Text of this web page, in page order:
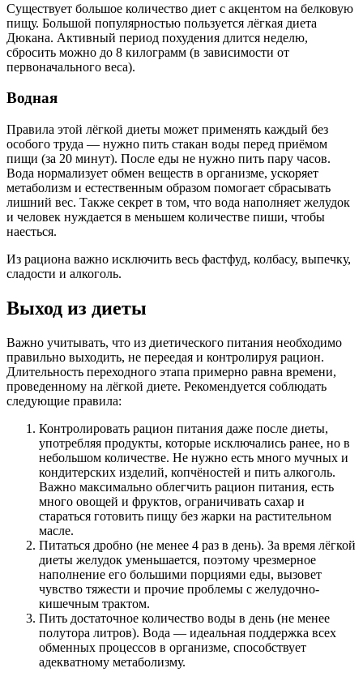
Существует большое количество диет с акцентом на белковую
пищу. Большой популярностью пользуется лёгкая диета
Дюкана. Активный период похудения длится неделю,
сбросить можно до 8 килограмм (в зависимости от
первоначального веса).
Водная
Правила этой лёгкой диеты может применять каждый без
особого труда — нужно пить стакан воды перед приёмом
пищи (за 20 минут). После еды не нужно пить пару часов.
Вода нормализует обмен веществ в организме, ускоряет
метаболизм и естественным образом помогает сбрасывать
лишний вес. Также секрет в том, что вода наполняет желудок
и человек нуждается в меньшем количестве пиши, чтобы
наесться.
Из рациона важно исключить весь фастфуд, колбасу, выпечку,
сладости и алкоголь.
Выход из диеты
Важно учитывать, что из диетического питания необходимо
правильно выходить, не переедая и контролируя рацион.
Длительность переходного этапа примерно равна времени,
проведенному на лёгкой диете. Рекомендуется соблюдать
следующие правила:
Контролировать рацион питания даже после диеты,
употребляя продукты, которые исключались ранее, но в
небольшом количестве. Не нужно есть много мучных и
кондитерских изделий, копчёностей и пить алкоголь.
Важно максимально облегчить рацион питания, есть
много овощей и фруктов, ограничивать сахар и
стараться готовить пищу без жарки на растительном
масле.
Питаться дробно (не менее 4 раз в день). За время лёгкой
диеты желудок уменьшается, поэтому чрезмерное
наполнение его большими порциями еды, вызовет
чувство тяжести и прочие проблемы с желудочно-
кишечным трактом.
Пить достаточное количество воды в день (не менее
полутора литров). Вода — идеальная поддержка всех
обменных процессов в организме, способствует
адекватному метаболизму.